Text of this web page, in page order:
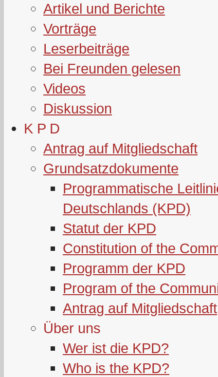
Artikel und Berichte
Vorträge
Leserbeiträge
Bei Freunden gelesen
Videos
Diskussion
K P D
Antrag auf Mitgliedschaft
Grundsatzdokumente
Programmatische
Deutschlands (KPD)
Statut der KPD
Constitution of the
Programm der KPD
Program of the
Antrag auf Mitgliedschaft
Über uns
Wer ist die KPD?
Who is the KPD?